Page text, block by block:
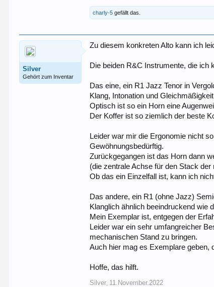
charly-5 gefällt das.
Silver
Gehört zum Inventar
Zu diesem konkreten Alto kann ich
Die beiden R&C Instrumente, die ich
Das eine, ein R1 Jazz Tenor in
Klang, Intonation und
Optisch ist so ein Horn eine
Der Koffer ist so ziemlich der beste
Leider war mir die Ergonomie nicht
Gewöhnungsbedürftig.
Zurückgegangen ist das Horn dann
(die zentrale Achse für den Stack
Ob das ein Einzelfall ist, kann ich
Das andere, ein R1 (ohne Jazz)
Klanglich ähnlich beeindruckend wie
Mein Exemplar ist, entgegen der
Leider war ein sehr umfangreicher
mechanischen Stand zu bringen.
Auch hier mag es Exemplare geben,
Hoffe, das hilft.
Silver 11.November.2022